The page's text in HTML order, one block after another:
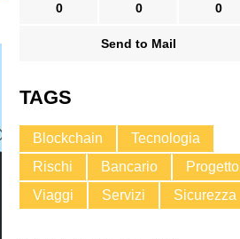
0 0 0
Send to Mail
TAGS
Blockchain
Tecnologia
Rischi
Bancario
Progetto
Viaggi
Servizi Sicurezza